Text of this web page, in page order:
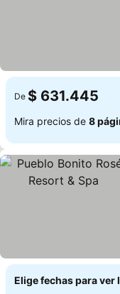
De $ 631.445
Mira precios de 8
Elige fechas para